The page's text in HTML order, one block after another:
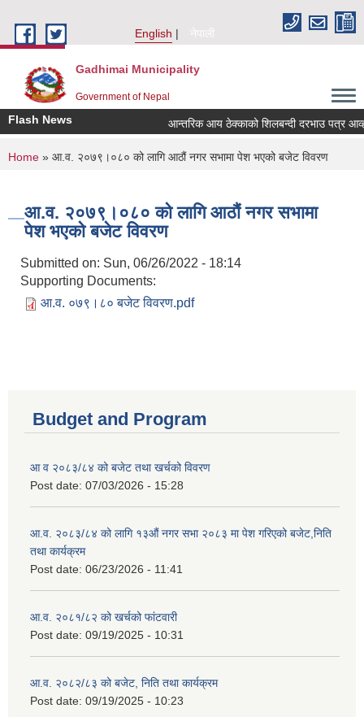
English
नेपाली
Gadhimai Municipality
Government of Nepal
Flash News आन्तरिक आय ठेक्काको शिलबन्दी दरभाउ पत्र
You are here
Home » आ.व. २०७९।०८० को लागि आठौं नगर सभामा पेश भएको बजेट विवरण
आ.व. २०७९।०८० को लागि आठौं नगर सभामा
पेश भएको बजेट विवरण
Submitted on: Sun, 06/26/2022 - 18:14
Supporting Documents:
आ.व. ०७९।८० बजेट विवरण.pdf
Budget and Program
आ व २०८३/८४ को बजेट तथा खर्चको विवरण
Post date: 07/03/2026 - 15:28
आ.व. २०८३/८४ को लागि १३औं नगर सभा २०८३ मा पेश गरिएको बजेट,निति
तथा कार्यक्रम
Post date: 06/23/2026 - 11:41
आ.व. २०८१/८२ को खर्चको फांटवारी
Post date: 09/19/2025 - 10:31
आ.व. २०८२/८३ को बजेट, निति तथा कार्यक्रम
Post date: 09/19/2025 - 10:23